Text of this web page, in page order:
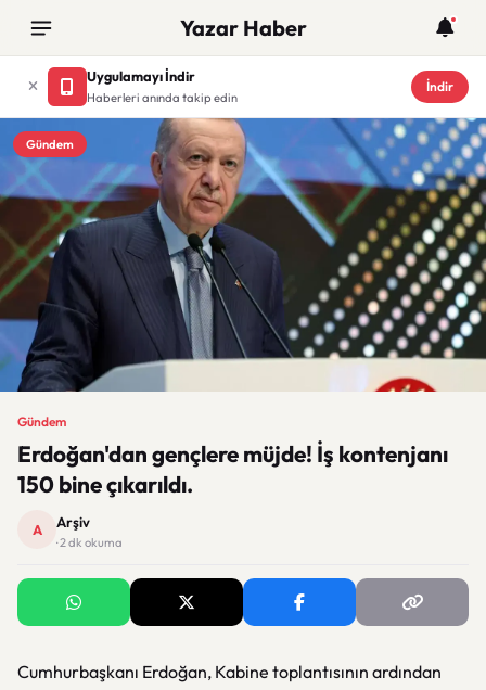
Yazar Haber
Uygulamayı İndir
Haberleri anında takip edin
İndir
Gündem
Gündem
Erdoğan'dan gençlere müjde! İş kontenjanı
150 bine çıkarıldı.
A Arşiv
· 2 dk okuma
Cumhurbaşkanı Erdoğan, Kabine toplantısının ardından